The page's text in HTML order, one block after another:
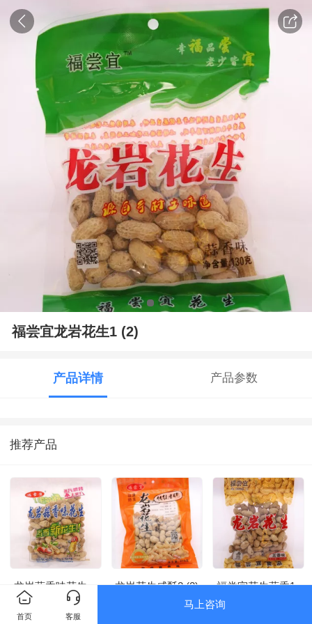
福尝宜龙岩花生1 (2)
产品详情 产品参数
推荐产品
龙岩蒜香味花生 龙岩花生咸酥2 (2)
福尝宜花生蒜香1
(2)
首页 客服
马上咨询